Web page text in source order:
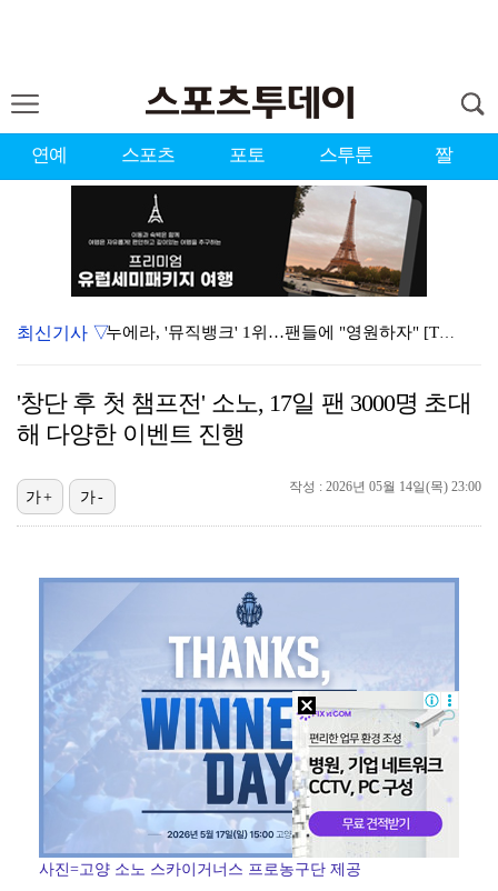
연예 스포츠 포토 스투툰 짤
누에라, '뮤직뱅크' 1위…팬들에 "영원하자" [TV캡…
대한축구협회의 '심판 성접대'…최악의 경우 런던 올림픽…
진세연, 전속계약 종료…FA 시장 나왔다 [공식]
대놓고 '심판 마사지'로 결재 받기도…최종 결재권자는 …
[ST포토] 정지효, 반가운 손인사
최신기사 ▽
'창단 후 첫 챔프전' 소노, 17일 팬 3000명 초대
해 다양한 이벤트 진행
작성 : 2026년 05월 14일(목) 23:00
가+ 가-
사진=고양 소노 스카이거너스 프로농구단 제공